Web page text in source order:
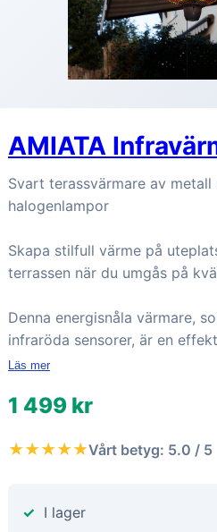
AMIATA
Svart terassvärmare av metall
halogenlampor
Skapa stilfull värme på
terrassen när du umgås på
Denna energisnåla värmare,
infraröda sensorer, är en
Läs mer
1 499 kr
★★★★★Vårt betyg: 5.0 / 5
I lager